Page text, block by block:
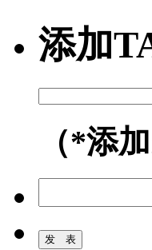
添加
（*添